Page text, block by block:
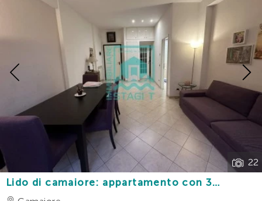
22
Previous
Lido di camaiore: appartamento con 3
camere a 50 m dal mare